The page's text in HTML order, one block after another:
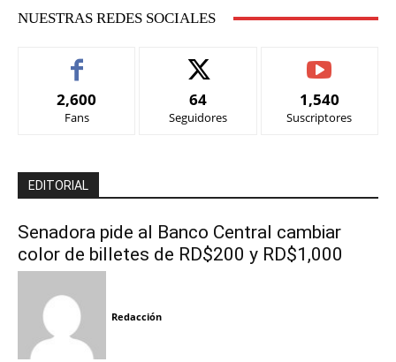
NUESTRAS REDES SOCIALES
2,600
Fans
64
Seguidores
1,540
Suscriptores
EDITORIAL
Senadora pide al Banco Central cambiar
color de billetes de RD$200 y RD$1,000
Redacción